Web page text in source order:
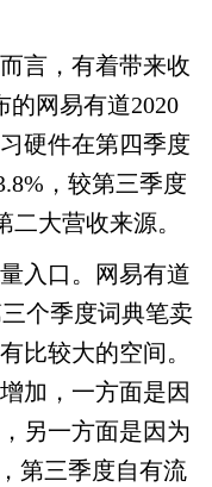
言，有着带来收
的网易有道2020
硬件在第四季度
，较第三季度
大营收来源。
入口。网易有道
个季度词典笔卖
比较大的空间。
加，一方面是因
另一方面是因为
第三季度自有流